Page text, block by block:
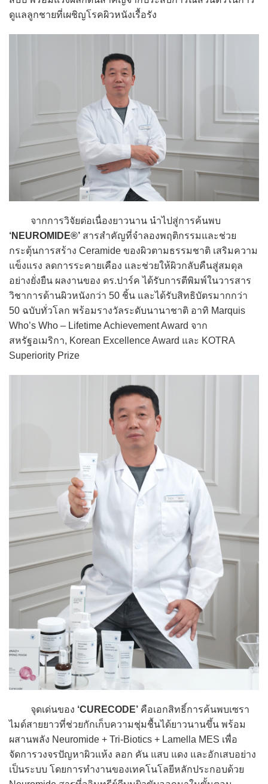
ดูแลลูกชายที่เผชิญโรคผิวหนังเรื้อรัง
จากการวิจัยต่อเนื่องยาวนาน นำไปสู่การค้นพบ
‘NEUROMIDE®’ สารสำคัญที่จำลองพฤติกรรมและช่วย
กระตุ้นการสร้าง Ceramide ของผิวตามธรรมชาติ เสริมความ
แข็งแรง ลดการระคายเคือง และช่วยให้ผิวกลับคืนสู่สมดุล
อย่างยั่งยืน ผลงานของ ดร.ปาร์ค ได้รับการตีพิมพ์ในวารสาร
วิชาการด้านผิวหนังกว่า 50 ชิ้น และได้รับสิทธิบัตรมากกว่า
50 ฉบับทั่วโลก พร้อมรางวัลระดับนานาชาติ อาทิ Marquis
Who’s Who – Lifetime Achievement Award จาก
สหรัฐอเมริกา, Korean Excellence Award และ KOTRA
Superiority Prize
จุดเด่นของ ‘CURECODE’ คือเอกสิทธิ์การค้นพบเซรา
ไมด์สายยาวที่ช่วยกักเก็บความชุ่มชื้นได้ยาวนานขึ้น พร้อม
ผสานพลัง Neuromide + Tri-Biotics + Lamella MES เพื่อ
จัดการวงจรปัญหาผิวแห้ง ลอก คัน แสบ แดง และอักเสบอย่าง
เป็นระบบ โดยการทำงานของเทคโนโลยีหลักประกอบด้วย